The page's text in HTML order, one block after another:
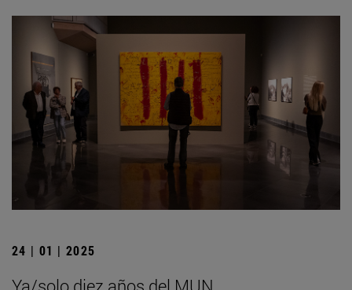
24 | 01 | 2025
Ya/solo diez años del MUN